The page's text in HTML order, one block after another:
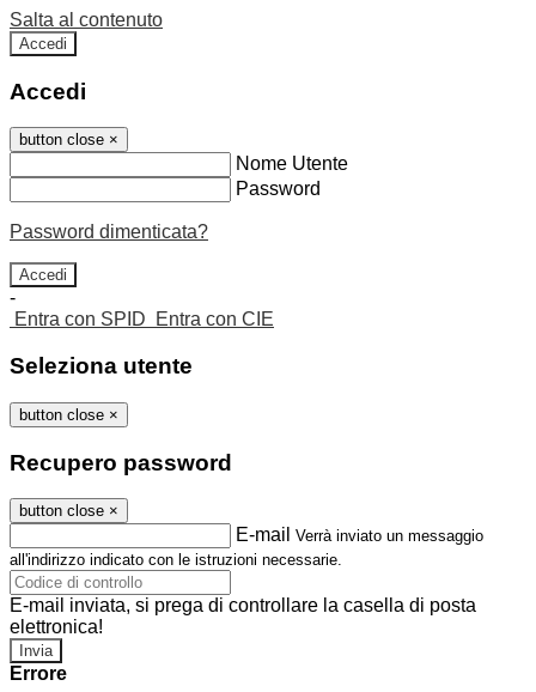
Salta al contenuto
Accedi
Accedi
button close ×
Nome Utente
Password
Password dimenticata?
-
Entra con SPID
Entra con CIE
Seleziona utente
button close ×
Recupero password
button close ×
E-mail Verrà inviato un messaggio
all'indirizzo indicato con le istruzioni necessarie.
E-mail inviata, si prega di controllare la casella di posta
elettronica!
Errore